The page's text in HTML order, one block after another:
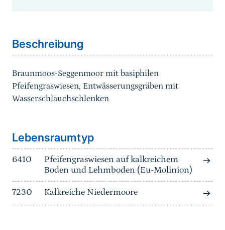
Beschreibung
Braunmoos-Seggenmoor mit basiphilen
Pfeifengraswiesen, Entwässerungsgräben mit
Wasserschlauchschlenken
Lebensraumtyp
6410
Pfeifengraswiesen auf kalkreichem
Boden und Lehmboden (Eu-Molinion)
7230 Kalkreiche Niedermoore